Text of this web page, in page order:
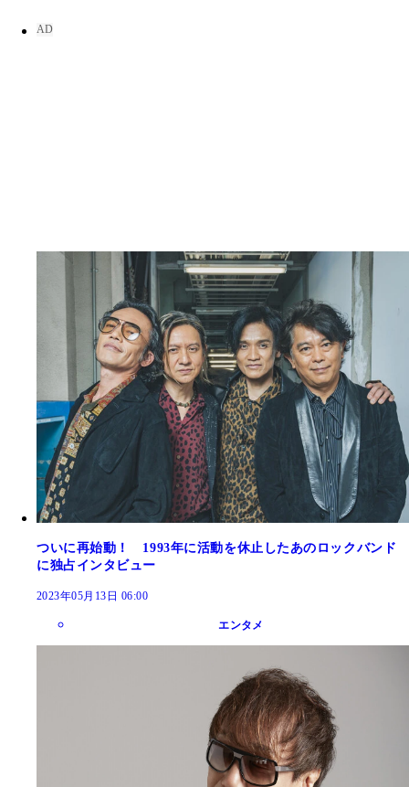
ついに再始動！ 1993年に活動を休止したあのロックバンド
に独占インタビュー
2023年05月13日 06:00
エンタメ